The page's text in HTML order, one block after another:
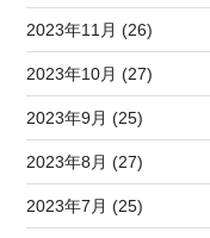
2023年11月 (26)
2023年10月 (27)
2023年9月 (25)
2023年8月 (27)
2023年7月 (25)